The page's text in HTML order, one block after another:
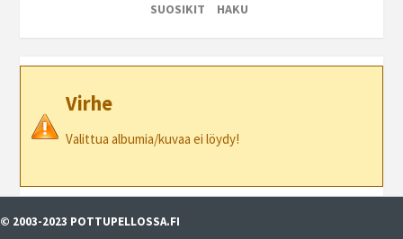
SUOSIKIT
HAKU
Virhe
Valittua albumia/kuvaa ei löydy!
© 2003-2023 POTTUPELLOSSA.FI